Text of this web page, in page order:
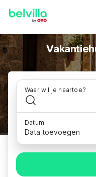
Waar wil je naartoe?
Datum
Data toevoegen